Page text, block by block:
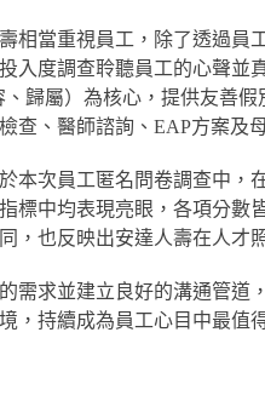
相當重視員工，除了透過員
入度調查聆聽員工的心聲並
歸屬）為核心，提供友善
查、醫師諮詢、EAP方案及
本次員工匿名問卷調查中，
標中均表現亮眼，各項分數
，也反映出安達人壽在人才
需求並建立良好的溝通管道
，持續成為員工心目中最值